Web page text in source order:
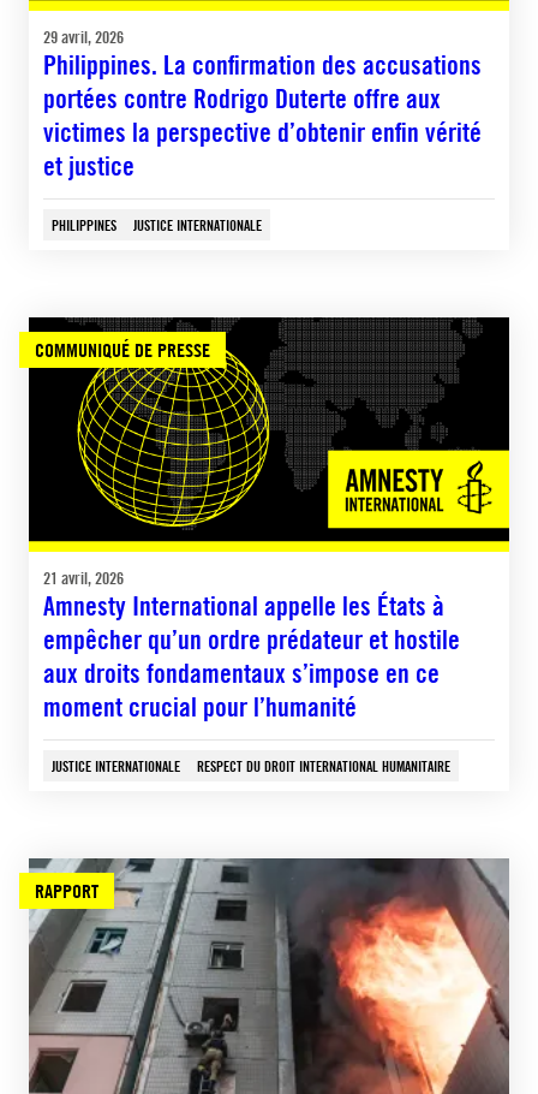
29 avril, 2026
Philippines. La confirmation des accusations
portées contre Rodrigo Duterte offre aux
victimes la perspective d’obtenir enfin vérité
et justice
PHILIPPINES JUSTICE INTERNATIONALE
COMMUNIQUÉ DE PRESSE
21 avril, 2026
Amnesty International appelle les États à
empêcher qu’un ordre prédateur et hostile
aux droits fondamentaux s’impose en ce
moment crucial pour l’humanité
JUSTICE INTERNATIONALE RESPECT DU DROIT INTERNATIONAL HUMANITAIRE
RAPPORT